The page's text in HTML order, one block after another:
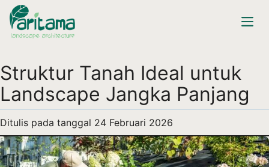
Struktur Tanah Ideal untuk
Landscape Jangka Panjang
Ditulis pada tanggal 24 Februari 2026